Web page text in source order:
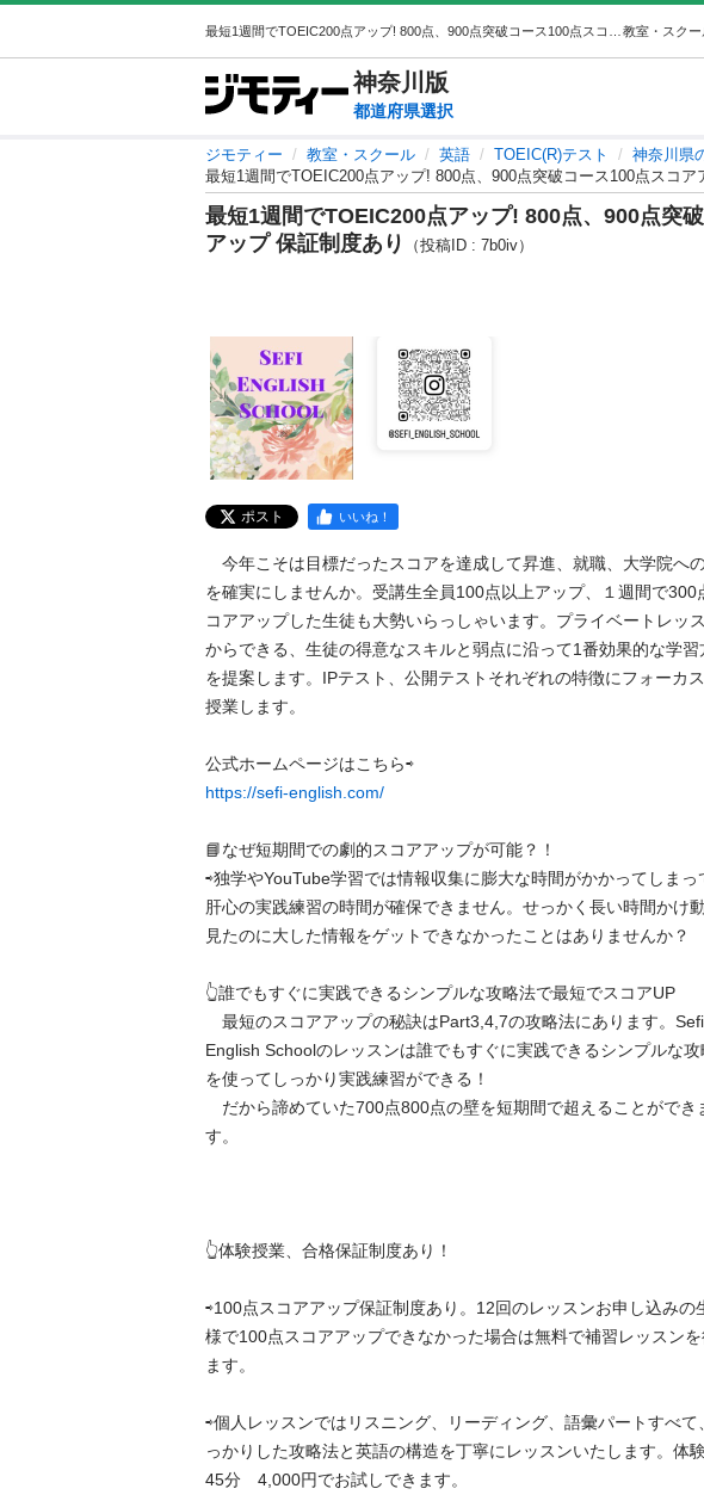
教室・スクー
神奈川 版
都道府県選択
ジモティー 教室・スクール 英語 TOEIC(R)テスト 神奈川県
最短1週間でTOEIC200点アップ! 800点、900点突破コース100点スコア
最短1週間でTOEIC200点アップ! 800点、900点突
アップ 保証制度あり
（投稿ID : 7b0iv）
ポスト いいね！
今年こそは目標だったスコアを達成して昇進、就職、大学院へ
を確実にしませんか。受講生全員100点以上アップ、１週間で300
コアアップした生徒も大勢いらっしゃいます。プライベートレッ
からできる、生徒の得意なスキルと弱点に沿って1番効果的な学習
を提案します。IPテスト、公開テストそれぞれの特徴にフォーカ
授業します。
https://sefi-english.com/
📘なぜ短期間での劇的スコアアップが可能？！
⇨独学やYouTube学習では情報収集に膨大な時間がかかってしまっ
肝心の実践練習の時間が確保できません。せっかく長い時間かけ
見たのに大した情報をゲットできなかったことはありませんか？
👆誰でもすぐに実践できるシンプルな攻略法で最短でスコアUP
最短のスコアアップの秘訣はPart3,4,7の攻略法にあります。Sefi
English Schoolのレッスンは誰でもすぐに実践できるシンプルな攻
を使ってしっかり実践練習ができる！
だから諦めていた700点800点の壁を短期間で超えることができ
す。
👆体験授業、合格保証制度あり！
⇨100点スコアアップ保証制度あり。12回のレッスンお申し込みの
様で100点スコアアップできなかった場合は無料で補習レッスン
ます。
⇨個人レッスンではリスニング、リーディング、語彙パートすべて
っかりした攻略法と英語の構造を丁寧にレッスンいたします。体
45分　4,000円でお試しできます。